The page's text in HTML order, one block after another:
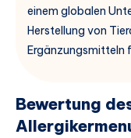
einem globalen
Herstellung von
Ergänzungsmitteln
Bewertung